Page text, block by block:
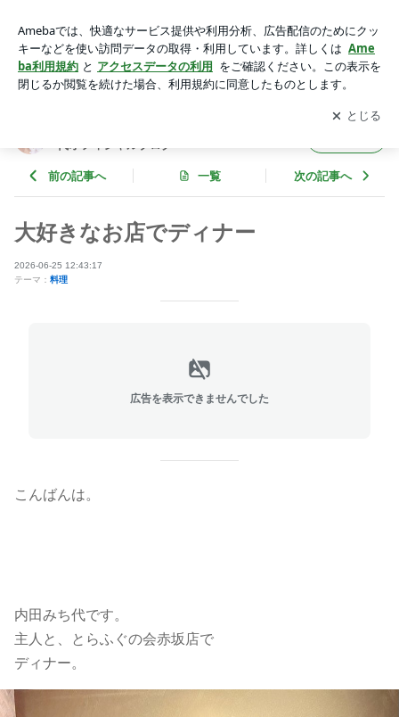
内田みち代オフィシャルブログ Powered by Ameba
アプリをダウンロードして ブログの更新通知
を受け取りまし
ょう。
開く
代オフィシャルブログ
前の記事へ 一覧 次の記事へ
大好きなお店でディナー
2026-06-25 12:43:17
テーマ： 料理
広告を表示できませんでした
こんばんは。
内田みち代です。
主人と、とらふぐの会赤坂店で
ディナー。